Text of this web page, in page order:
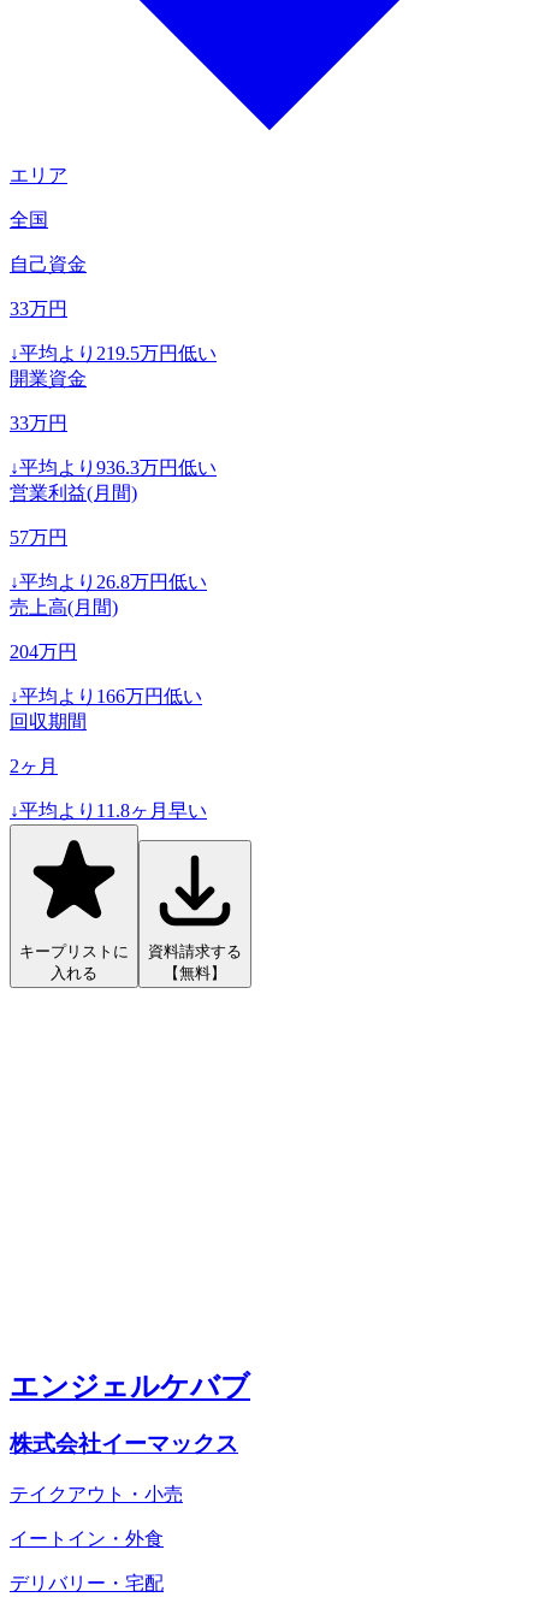
エリア
全国
自己資金
33万円
↓平均より 219.5万円低い
開業資金
33万円
↓平均より 936.3万円低い
営業利益(月間)
57万円
↓平均より 26.8万円低い
売上高(月間)
204万円
↓平均より 166万円低い
回収期間
2ヶ月
↓平均より 11.8ヶ月早い
キープリストに
入れる
資料請求する
【無料】
エンジェルケバブ
株式会社イーマックス
テイクアウト・小売
イートイン・外食
デリバリー・宅配